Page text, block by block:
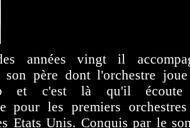
années vingt il
son père dont l'orchestre
et c'est là qu'il
pour les premiers
Etats Unis. Conquis par le